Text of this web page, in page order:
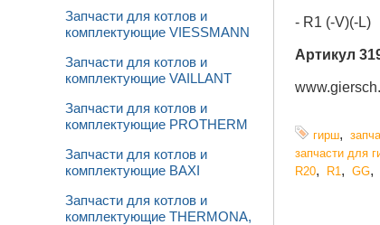
Запчасти для котлов и
комплектующие VIESSMANN
Запчасти для котлов и
комплектующие VAILLANT
Запчасти для котлов и
комплектующие PROTHERM
Запчасти для котлов и
комплектующие BAXI
Запчасти для котлов и
комплектующие THERMONA,
- R1 (-V)(-L)
Артикул
гирш,
запчасти для
R20, R1 , GG,